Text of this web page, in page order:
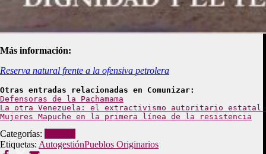
Más información:
Reserva natural frente a la ofensiva petrolera
Otras entradas relacionadas en Comunizar:
Defensoras de la Pachamama
La otra Venezuela: el extractivismo autoritario estatal
Mujeres Mapuche en la primera línea de la resistencia
Categorías:
Etiquetas: AutogestiónPueblos Originarios